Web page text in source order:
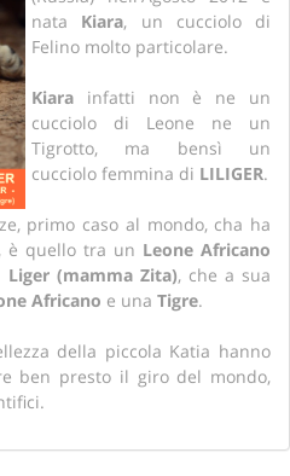
nata Kiara, un cucciolo di
Felino molto particolare.
Kiara infatti non è ne un
cucciolo di Leone ne un
Tigrotto, ma bensì un
cucciolo femmina di LILIGER.
primo caso al mondo, cha ha
, è quello tra un Leone Africano
Liger (mamma Zita), che a sua
Africano e una Tigre.
della piccola Katia hanno
ben presto il giro del mondo,